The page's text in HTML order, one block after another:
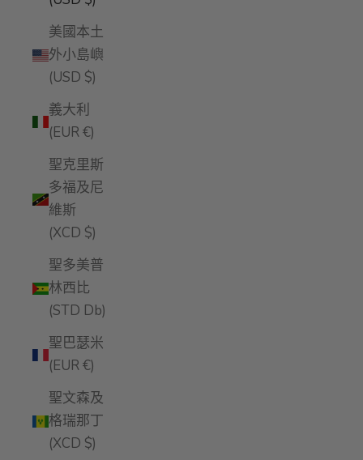
美國本土
外小島嶼
(USD $)
義大利
(EUR €)
聖克里斯
多福及尼
維斯
(XCD $)
聖多美普
林西比
(STD Db)
聖巴瑟米
(EUR €)
聖文森及
格瑞那丁
(XCD $)